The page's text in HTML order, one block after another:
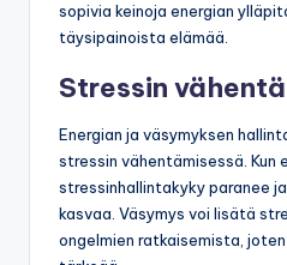
sopivia keinoja energian
täysipainoista elämää.
Stressin
Energian ja väsymyksen
stressin vähentämisessä. Kun
stressinhallintakyky paranee
kasvaa. Väsymys voi lisätä
ongelmien ratkaisemista,